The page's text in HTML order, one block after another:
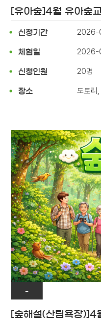
[유아숲]4월 유아숲
신청기간 2026-
체험일 2026-
신청인원 20명
장소 도토리
-
[숲해설(산림욕장)]4